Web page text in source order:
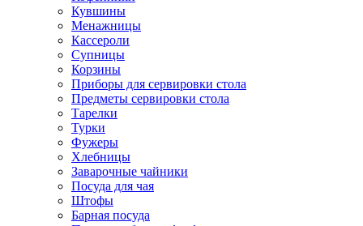
Кувшины
Менажницы
Кассероли
Супницы
Корзины
Приборы для сервировки стола
Предметы сервировки стола
Тарелки
Турки
Фужеры
Хлебницы
Заварочные чайники
Посуда для чая
Штофы
Барная посуда